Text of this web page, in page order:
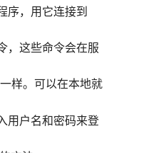
序，用它连接到
，这些命令会在服
样。可以在本地就
用户名和密码来登